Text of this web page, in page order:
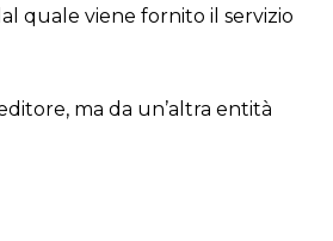
quale viene fornito il servizio
ma da un’altra entità